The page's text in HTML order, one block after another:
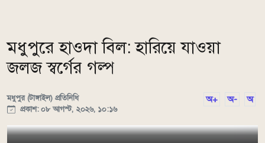
মধুপুরে হাওদা বিল: হারিয়ে যাওয়া
জলজ স্বর্গের গল্প
মধুপুর (টাঙ্গাইল) প্রতিনিধি
প্রকাশ: ০৮ আগস্ট, ২০২৬, ১০:১৬
অ+ অ- অ